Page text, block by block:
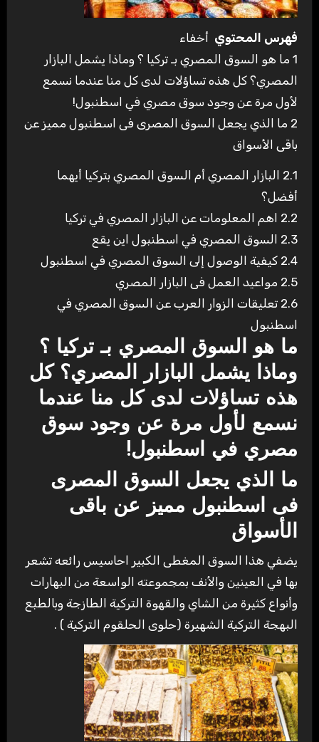
فهرس المحتوي أخفاء
1 ما هو السوق المصري بـ تركيا ؟ وماذا يشمل البازار
المصري؟ كل هذه تساؤلات لدى كل منا عندما نسمع
لأول مرة عن وجود سوق مصري في اسطنبول!
2 ما الذي يجعل السوق المصرى فى اسطنبول مميز عن
باقى الأسواق
2.1 البازار المصري أم السوق المصري بتركيا أيهما
أفضل؟
2.2 اهم المعلومات عن البازار المصري في تركيا
2.3 السوق المصري في اسطنبول اين يقع
2.4 كيفية الوصول إلى السوق المصري في اسطنبول
2.5 مواعيد العمل فى البازار المصري
2.6 تعليقات الزوار العرب عن السوق المصري في
اسطنبول
ما هو السوق المصري بـ تركيا ؟
وماذا يشمل البازار المصري؟ كل
هذه تساؤلات لدى كل منا عندما
نسمع لأول مرة عن وجود سوق
مصري في اسطنبول!
ما الذي يجعل السوق المصرى
فى اسطنبول مميز
عن باقى
الأسواق
يضفي هذا السوق المغطى الكبير احاسيس رائعه تشعر
بها في العينين والأنف بمجموعته الواسعة من البهارات
وأنواع كثيرة من الشاي والقهوة التركية الطازجة وبالطبع
البهجة التركية الشهيرة (حلوى الحلقوم التركية ) .